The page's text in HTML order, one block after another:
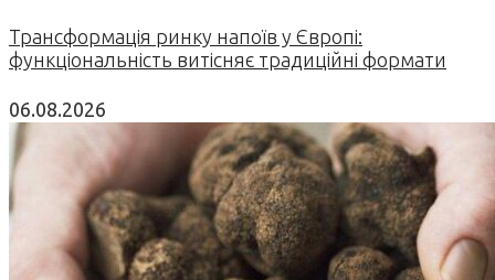
Трансформація ринку напоїв у Європі:
функціональність витісняє традиційні формати
06.08.2026